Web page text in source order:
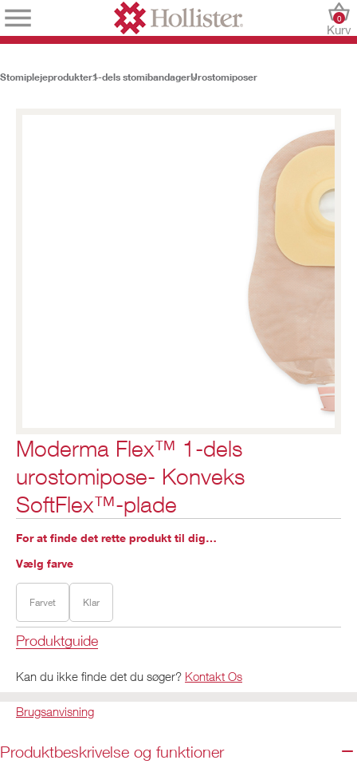
Kurv
0
Stomiplejeprodukter1-dels stomibandagerUrostomiposer
Moderma Flex™ 1-dels
urostomipose- Konveks
SoftFlex™-plade
For at finde det rette produkt til dig…
Vælg farve
Farvet Klar
Produktguide
Kan du ikke finde det du søger? Kontakt Os
Brugsanvisning
Produktbeskrivelse og funktioner